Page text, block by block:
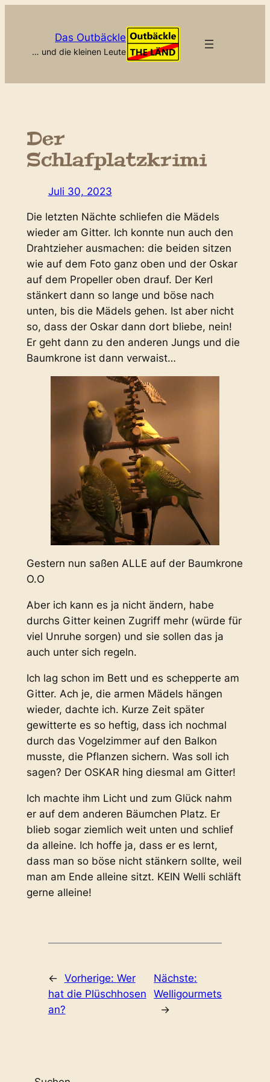
Das Outbäckle
… und die kleinen Leute
Der
Schlafplatzkrimi
Juli 30, 2023
Die letzten Nächte schliefen die Mädels
wieder am Gitter. Ich konnte nun auch den
Drahtzieher ausmachen: die beiden sitzen
wie auf dem Foto ganz oben und der Oskar
auf dem Propeller oben drauf. Der Kerl
stänkert dann so lange und böse nach
unten, bis die Mädels gehen. Ist aber nicht
so, dass der Oskar dann dort bliebe, nein!
Er geht dann zu den anderen Jungs und die
Baumkrone ist dann verwaist…
Gestern nun saßen ALLE auf der Baumkrone
O.O
Aber ich kann es ja nicht ändern, habe
durchs Gitter keinen Zugriff mehr (würde für
viel Unruhe sorgen) und sie sollen das ja
auch unter sich regeln.
Ich lag schon im Bett und es schepperte am
Gitter. Ach je, die armen Mädels hängen
wieder, dachte ich. Kurze Zeit später
gewitterte es so heftig, dass ich nochmal
durch das Vogelzimmer auf den Balkon
musste, die Pflanzen sichern. Was soll ich
sagen? Der OSKAR hing diesmal am Gitter!
Ich machte ihm Licht und zum Glück nahm
er auf dem anderen Bäumchen Platz. Er
blieb sogar ziemlich weit unten und schlief
da alleine. Ich hoffe ja, dass er es lernt,
dass man so böse nicht stänkern sollte, weil
man am Ende alleine sitzt. KEIN Welli schläft
gerne alleine!
← Vorherige: Wer
hat die Plüschhosen
an?
Nächste:
Welligourmets
→